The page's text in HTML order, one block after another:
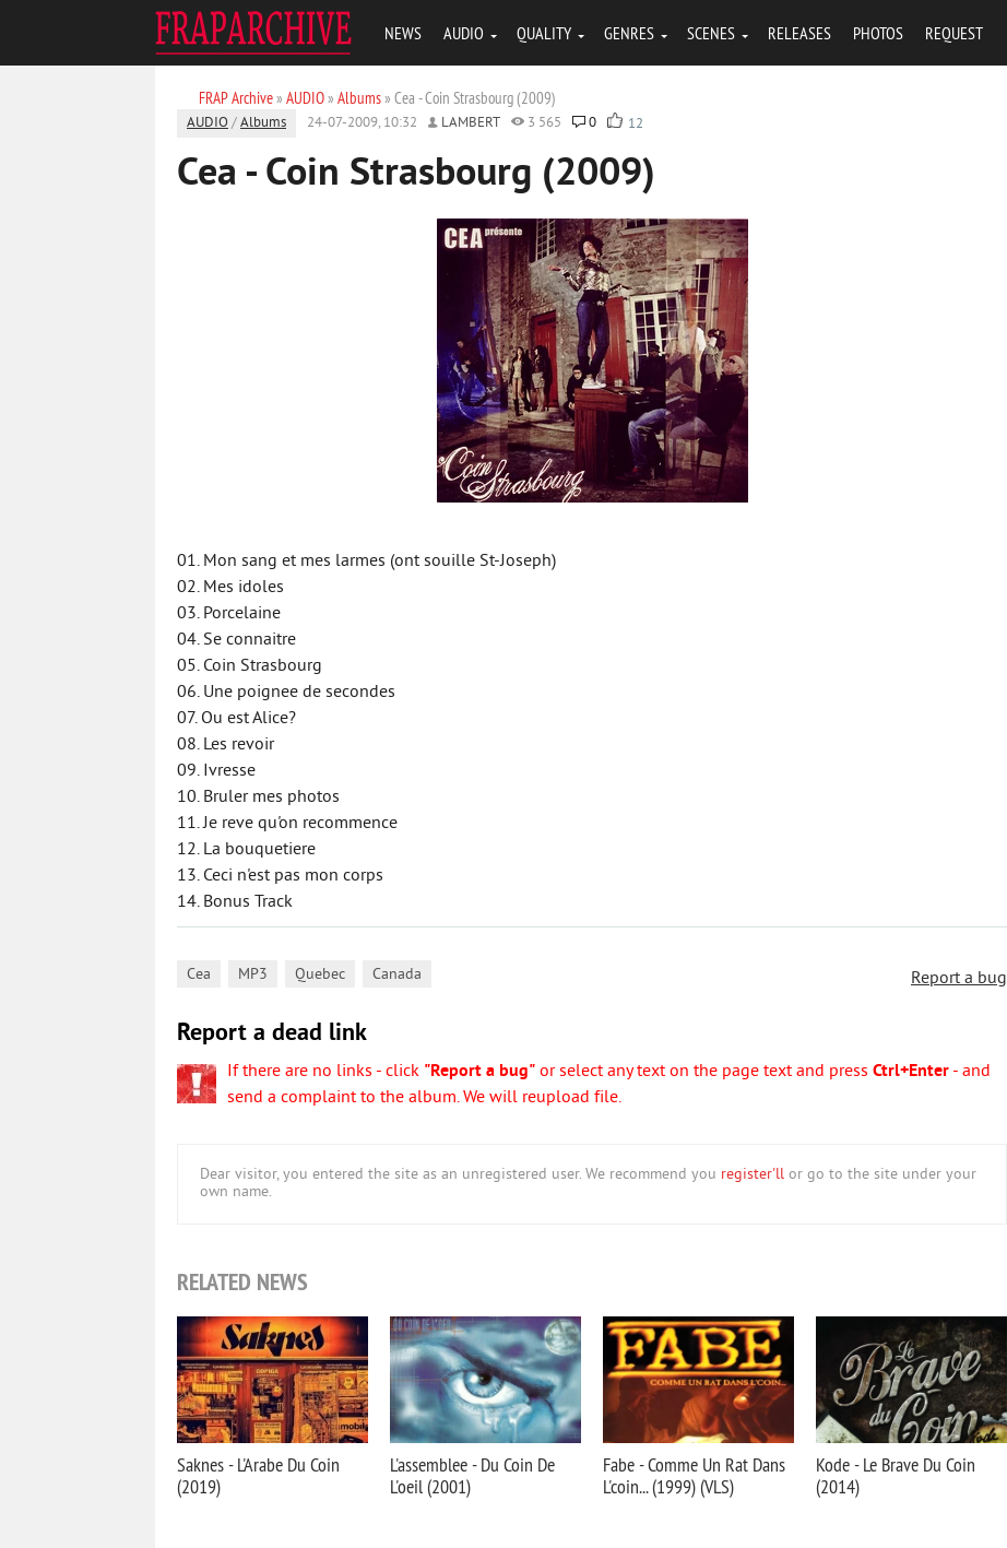
NEWS AUDIO QUALITY GENRES SCENES RELEASES PHOTOS REQUEST
FRAP Archive» AUDIO» Albums» Cea - Coin Strasbourg (2009)
AUDIO /Albums 24-07-2009, 10:32 LAMBERT 3 565 0 12
Cea - Coin Strasbourg (2009)
01. Mon sang et mes larmes (ont souille St-Joseph)
02. Mes idoles
03. Porcelaine
04. Se connaitre
05. Coin Strasbourg
06. Une poignee de secondes
07. Ou est Alice?
08. Les revoir
09. Ivresse
10. Bruler mes photos
11. Je reve qu'on recommence
12. La bouquetiere
13. Ceci n'est pas mon corps
14. Bonus Track
Report a bug
Cea MP3 Quebec Canada
Report a dead link
If there are no links - click "Report a bug" or select any text on the page text and press Ctrl+Enter - and
send a complaint to the album. We will reupload file.
Dear visitor, you entered the site as an unregistered user. We recommend you register'll or go to the site under your
own name.
RELATED NEWS
Saknes - L'Arabe Du Coin
(2019)
L'assemblee - Du Coin De
L'oeil (2001)
Fabe - Comme Un Rat Dans
L'coin... (1999) (VLS)
Kode - Le Brave Du Coin
(2014)